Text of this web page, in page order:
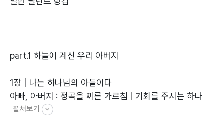
part.1 하늘에 계신 우리 아버지
1장 | 나는 하나님의 아들이다
아빠, 아버지 : 정곡을 찌른 가르침 | 기회를 주시는 하나
님 |
펼쳐보기